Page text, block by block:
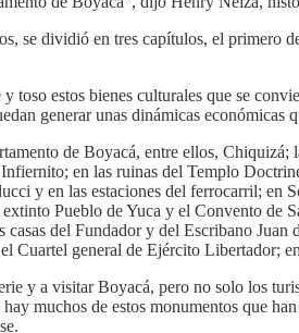
se dividió en tres capítulos, el primero
toso estos bienes culturales que se
generar unas dinámicas
de Boyacá, entre ellos,
en las ruinas del Templo
y en las estaciones del ferrocarril;
Pueblo de Yuca y el Convento
casas del Fundador y del Escribano
Cuartel general de Ejército Libertador;
y a visitar Boyacá, pero no solo los
muchos de estos monumentos que